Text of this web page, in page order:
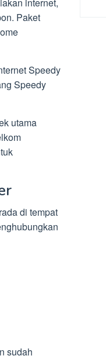
Paket
Speedy
Speedy
utama
di tempat
sudah